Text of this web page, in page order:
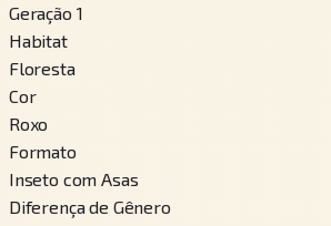
Geração 1
Habitat
Floresta
Cor
Roxo
Formato
Inseto com Asas
Diferença de Gênero